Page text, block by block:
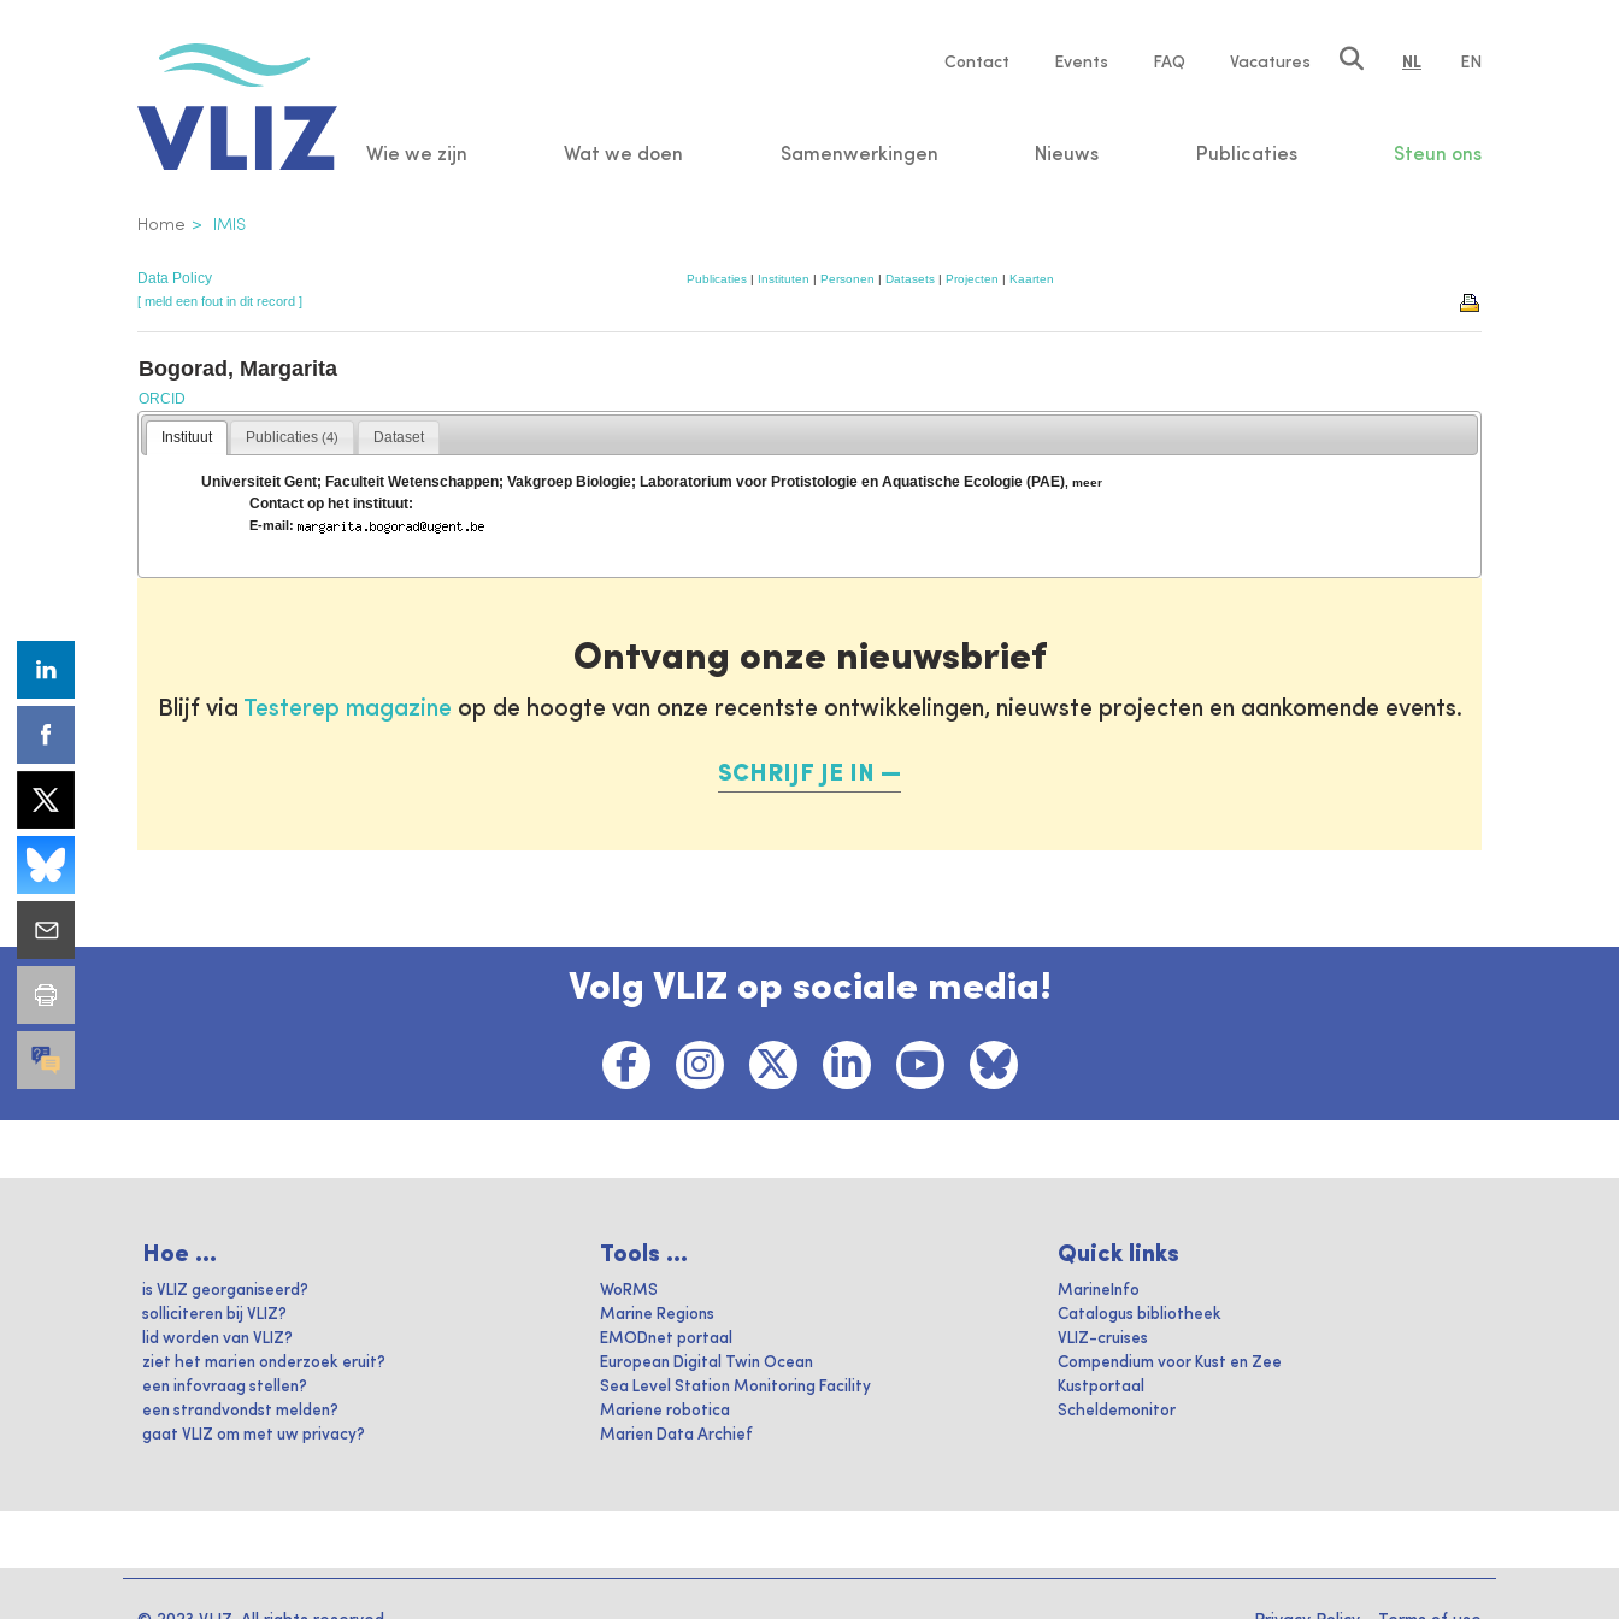
Service
Contact Events FAQ Vacatures NL EN
Main
Wie we zijn Wat we doen Samenwerkingen Nieuws Publicaties Steun ons
Kruimelpad
Home IMIS
Data Policy Publicaties| Instituten | Personen | Datasets| Projecten | Kaarten
[ meld een fout in dit record ]
Bogorad, Margarita
ORCID
Instituut Publicaties(4) Dataset
Universiteit Gent; Faculteit Wetenschappen; Vakgroep Biologie; Laboratorium voor Protistologie en Aquatische Ecologie (PAE) ,meer
Contact op het instituut:
E-mail:
Ontvang onze nieuwsbrief
Blijf via Testerep magazine op de hoogte van onze recentste ontwikkelingen, nieuwste projecten en aankomende events.
SCHRIJF JE IN
Volg VLIZ op sociale media!
Hoe ...
is VLIZ georganiseerd?
solliciteren bij VLIZ?
lid worden van VLIZ?
ziet het marien onderzoek eruit?
een infovraag stellen?
een strandvondst melden?
gaat VLIZ om met uw privacy?
Tools ...
WoRMS
Marine Regions
EMODnet portaal
European Digital Twin Ocean
Sea Level Station Monitoring Facility
Mariene robotica
Marien Data Archief
Quick links
MarineInfo
Catalogus bibliotheek
VLIZ-cruises
Compendium voor Kust en Zee
Kustportaal
Scheldemonitor